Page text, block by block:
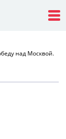
над Москвой.